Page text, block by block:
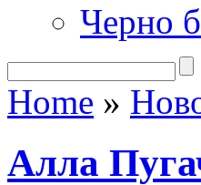
Черно
Home »
Алла